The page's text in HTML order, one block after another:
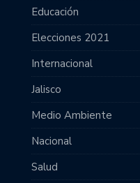
Educación
Elecciones 2021
Internacional
Jalisco
Medio Ambiente
Nacional
Salud